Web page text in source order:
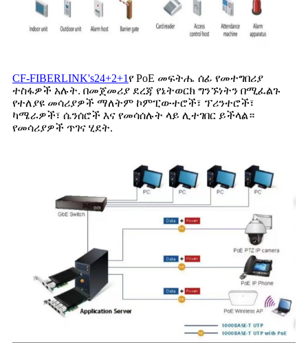
CF-FIBERLINK's24+2+1የ PoE መፍትሔ ሰፊ የመተግበሪያ
ተስፋዎች አሉት. በመጀመሪያ ደረጃ የኔትወርክ ግንኙነትን በሚፈልጉ
የተለያዩ መሳሪያዎች ማለትም ኮምፒውተሮች፣ ፕሪንተሮች፣
ካሜራዎች፣ ሴንሰሮች እና የመሳሰሉት ላይ ሊተገበር ይችላል።
የመሳሪያዎች ጥገና ሂደት.